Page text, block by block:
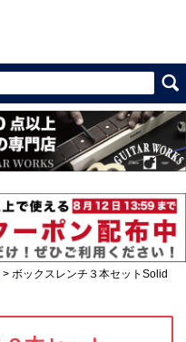
ボックスレンチ３本セットSolid